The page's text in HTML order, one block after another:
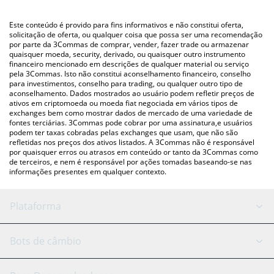
Você também pode usar nossa tabela de preços de Hoppy
acima para verificar o último preço de Hoppy nas principais
moedas fiat e criptográficas.
Este conteúdo é provido para fins informativos e não constitui oferta,
solicitação de oferta, ou qualquer coisa que possa ser uma recomendação
por parte da 3Commas de comprar, vender, fazer trade ou armazenar
quaisquer moeda, security, derivado, ou quaisquer outro instrumento
financeiro mencionado em descrições de qualquer material ou serviço
pela 3Commas. Isto não constitui aconselhamento financeiro, conselho
para investimentos, conselho para trading, ou qualquer outro tipo de
aconselhamento. Dados mostrados ao usuário podem refletir preços de
ativos em criptomoeda ou moeda fiat negociada em vários tipos de
exchanges bem como mostrar dados de mercado de uma variedade de
fontes terciárias. 3Commas pode cobrar por uma assinatura,e usuários
podem ter taxas cobradas pelas exchanges que usam, que não são
refletidas nos preços dos ativos listados. A 3Commas não é responsável
por quaisquer erros ou atrasos em conteúdo or tanto da 3Commas como
de terceiros, e nem é responsável por ações tomadas baseando-se nas
informações presentes em qualquer contexto.
Plataforma
Bot GRID
Bots de câmbio